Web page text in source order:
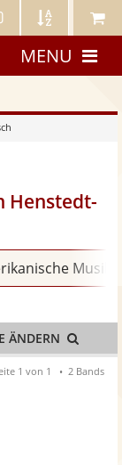
Künstler Meine
MENU
Henstedt-
Musik
ÄNDERN
1 von 1 2 Bands